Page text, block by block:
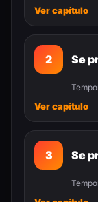
Ver capítulo
2 Se
Ver capítulo
3 Se